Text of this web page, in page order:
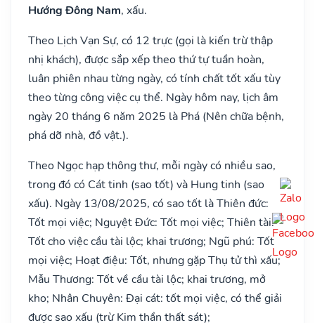
Hướng Đông Nam, xấu.
Theo Lịch Vạn Sự, có 12 trực (gọi là kiến trừ thập
nhị khách), được sắp xếp theo thứ tự tuần hoàn,
luân phiên nhau từng ngày, có tính chất tốt xấu tùy
theo từng công việc cụ thể. Ngày hôm nay, lịch âm
ngày 20 tháng 6 năm 2025 là Phá (Nên chữa bệnh,
phá dỡ nhà, đồ vật.).
Theo Ngọc hạp thông thư, mỗi ngày có nhiều sao,
trong đó có Cát tinh (sao tốt) và Hung tinh (sao
xấu). Ngày 13/08/2025, có sao tốt là Thiên đức:
Tốt mọi việc; Nguyệt Đức: Tốt mọi việc; Thiên tài:
Tốt cho việc cầu tài lộc; khai trương; Ngũ phú: Tốt
mọi việc; Hoạt điệu: Tốt, nhưng gặp Thụ tử thì xấu;
Mẫu Thương: Tốt về cầu tài lộc; khai trương, mở
kho; Nhân Chuyên: Đại cát: tốt mọi việc, có thể giải
được sao xấu (trừ Kim thần thất sát);